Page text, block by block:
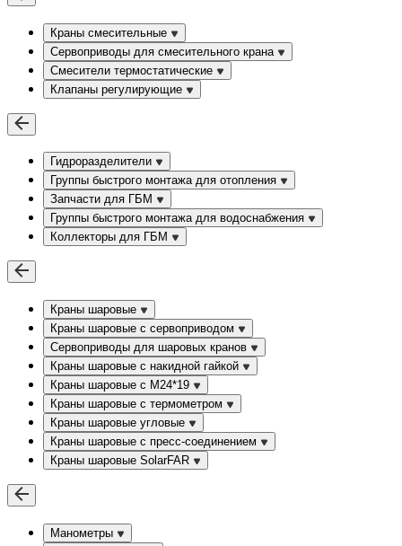
Краны смесительные
Сервоприводы для смесительного крана
Смесители термостатические
Клапаны регулирующие
Гидроразделители
Группы быстрого монтажа для отопления
Запчасти для ГБМ
Группы быстрого монтажа для водоснабжения
Коллекторы для ГБМ
Краны шаровые
Краны шаровые с сервоприводом
Сервоприводы для шаровых кранов
Краны шаровые с накидной гайкой
Краны шаровые с М24*19
Краны шаровые с термометром
Краны шаровые угловые
Краны шаровые c пресс-соединением
Краны шаровые SolarFAR
Манометры